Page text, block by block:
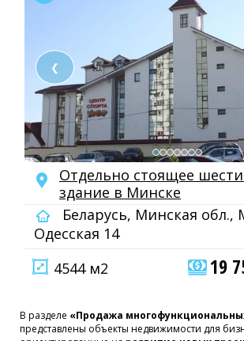
❮
Отдельно стоящее
здание в Минске
Беларусь, Минская обл.,
Одесская 14
4544 м2
19
В разделе «Продажа
представлены объекты недвижимости для